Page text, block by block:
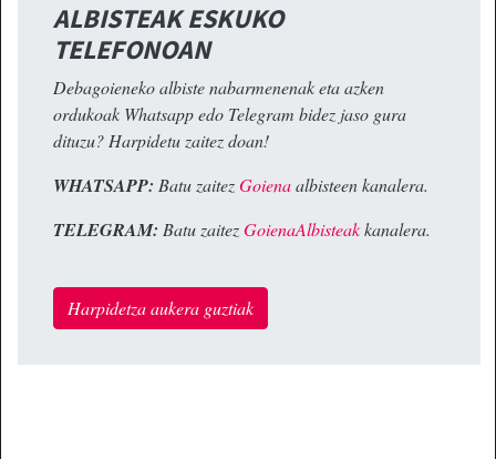
ALBISTEAK ESKUKO
TELEFONOAN
Debagoieneko albiste nabarmenenak eta azken
ordukoak Whatsapp edo Telegram bidez jaso gura
dituzu? Harpidetu zaitez doan!
WHATSAPP: Batu zaitezGoienaalbisteen kanalera.
TELEGRAM: Batu zaitezGoienaAlbisteakkanalera.
Harpidetza aukera guztiak